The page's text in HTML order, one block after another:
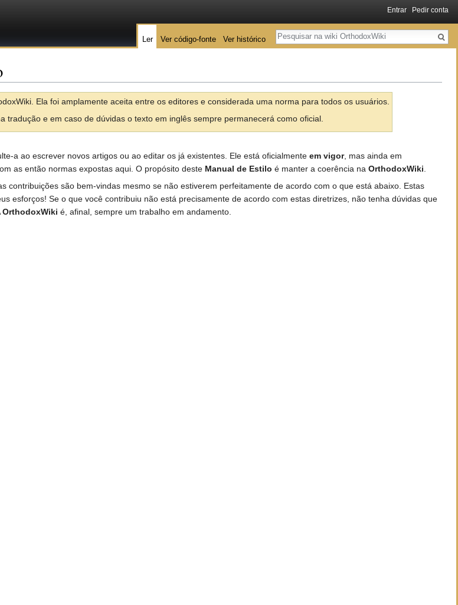
Ela foi amplamente aceita entre os editores e considerada uma norma para todos os usuários.
tradução e em caso de dúvidas o texto em inglês sempre permanecerá como oficial.
a ao escrever novos artigos ou ao editar os já existentes. Ele está oficialmente em vigor, mas ainda em
as então normas expostas aqui. O propósito deste Manual de Estilo é manter a coerência na OrthodoxWiki.
contribuições são bem-vindas mesmo se não estiverem perfeitamente de acordo com o que está abaixo. Estas
esforços! Se o que você contribuiu não está precisamente de acordo com estas diretrizes, não tenha dúvidas que
OrthodoxWiki é, afinal, sempre um trabalho em andamento.
Entrar Pedir conta
Ler Ver código-fonte Ver histórico
Pesquisa